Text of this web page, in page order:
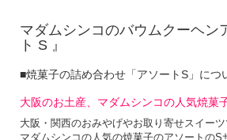
マダムシンコのバウムクーヘン
ト S 』
■焼菓子の詰め合わせ「アソートS」につ
大阪のお土産、マダムシンコの人気焼菓
大阪・関西のおみやげやお取り寄せスイー
マダムシンコの人気の焼菓子のアソートのS